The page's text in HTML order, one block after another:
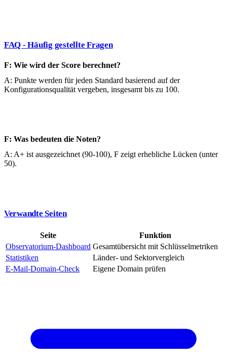
FAQ - Häufig gestellte Fragen
F: Wie wird der Score berechnet?
A: Punkte werden für jeden Standard basierend auf der
Konfigurationsqualität vergeben, insgesamt bis zu 100.
F: Was bedeuten die Noten?
A: A+ ist ausgezeichnet (90-100), F zeigt erhebliche Lücken (unter
50).
Verwandte Seiten
Seite
Funktion
Observatorium-Dashboard Gesamtübersicht mit Schlüsselmetriken
Statistiken
Länder- und Sektorvergleich
E-Mail-Domain-Check
Eigene Domain prüfen